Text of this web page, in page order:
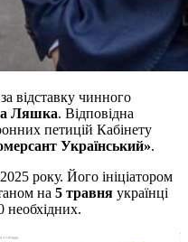
відставку чинного
Ляшка. Відповідна
петицій Кабінету
Український».
року. Його ініціатором
на 5 травня українці
необхідних.